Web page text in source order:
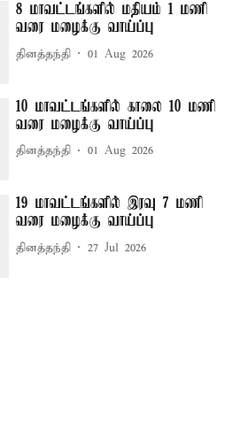
8 மாவட்டங்களில் மதியம் 1 மணி
வரை மழைக்கு வாய்ப்பு
தினத்தந்தி 01 Aug 2026
10 மாவட்டங்களில் காலை 10 மணி
வரை மழைக்கு வாய்ப்பு
தினத்தந்தி 01 Aug 2026
19 மாவட்டங்களில் இரவு 7 மணி
வரை மழைக்கு வாய்ப்பு
தினத்தந்தி 27 Jul 2026